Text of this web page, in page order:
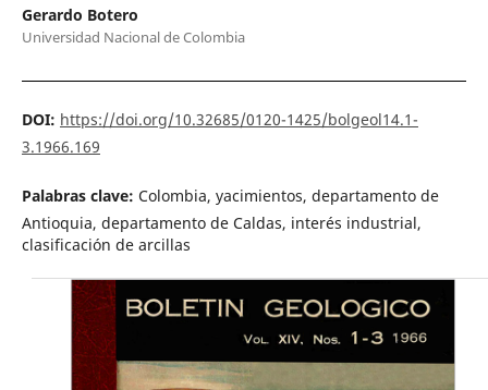
Gerardo Botero
Universidad Nacional de Colombia
DOI: https://doi.org/10.32685/0120-1425/bolgeol14.1-
3.1966.169
Palabras clave: Colombia, yacimientos, departamento de
Antioquia, departamento de Caldas, interés industrial,
clasificación de arcillas